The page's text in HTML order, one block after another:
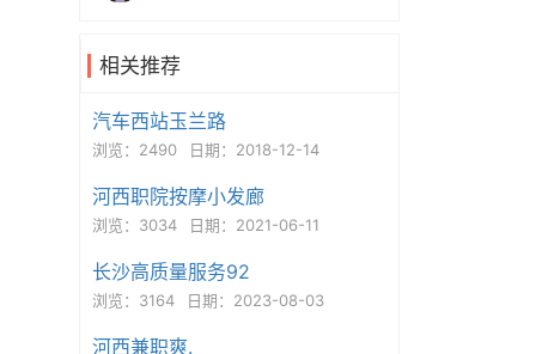
相关推荐
汽车西站玉兰路
浏览：2490 日期：2018-12-14
河西职院按摩小发廊
浏览：3034 日期：2021-06-11
长沙高质量服务92
浏览：3164 日期：2023-08-03
河西兼职爽.